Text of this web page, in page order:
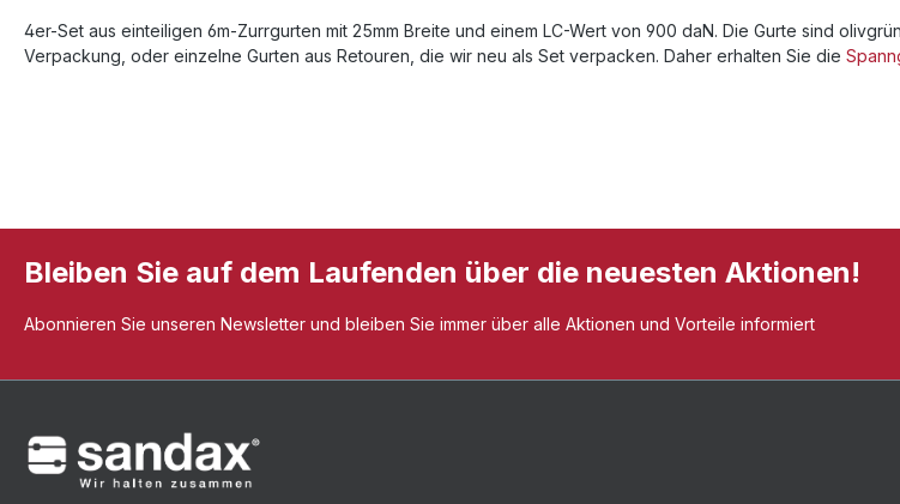
4er-Set aus einteiligen 6m-Zurrgurten mit 25mm Breite und einem LC-Wert von 900 daN. Die Gurte sind
Verpackung, oder einzelne Gurten aus Retouren, die wir neu als Set verpacken. Daher erhalten Sie die
Bleiben Sie auf dem Laufenden über die neuesten Aktionen!
Abonnieren Sie unseren Newsletter und bleiben Sie immer über alle Aktionen und Vorteile informiert